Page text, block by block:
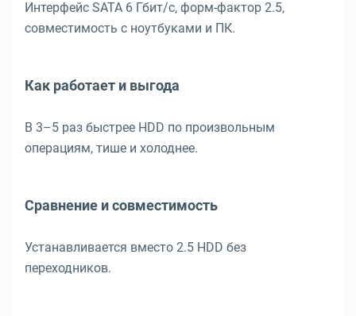
Интерфейс SATA 6 Гбит/с, форм-фактор 2.5,
совместимость с ноутбуками и ПК.
Как работает и выгода
В 3–5 раз быстрее HDD по произвольным
операциям, тише и холоднее.
Сравнение и совместимость
Устанавливается вместо 2.5 HDD без
переходников.